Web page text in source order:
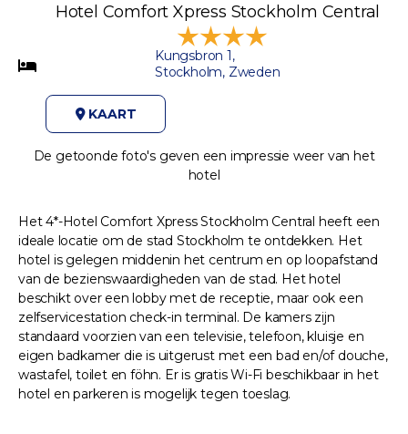
Hotel Comfort Xpress Stockholm Central
Kungsbron 1,
Stockholm, Zweden
KAART
De getoonde foto's geven een impressie weer van het
hotel
Het 4*-Hotel Comfort Xpress Stockholm Central heeft een
ideale locatie om de stad Stockholm te ontdekken. Het
hotel is gelegen middenin het centrum en op loopafstand
van de bezienswaardigheden van de stad. Het hotel
beschikt over een lobby met de receptie, maar ook een
zelfservicestation check-in terminal. De kamers zijn
standaard voorzien van een televisie, telefoon, kluisje en
eigen badkamer die is uitgerust met een bad en/of douche,
wastafel, toilet en föhn. Er is gratis Wi-Fi beschikbaar in het
hotel en parkeren is mogelijk tegen toeslag.